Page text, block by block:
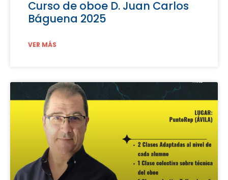
Curso de oboe D. Juan Carlos
Báguena 2025
VER MÁS